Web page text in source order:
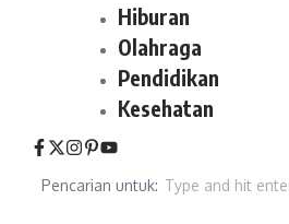
Hiburan
Olahraga
Pendidikan
Kesehatan
Pencarian untuk: